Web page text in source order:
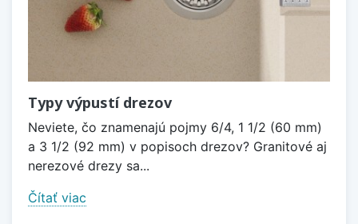
Typy výpustí drezov
Neviete, čo znamenajú pojmy 6/4, 1 1/2 (60 mm)
a 3 1/2 (92 mm) v popisoch drezov? Granitové aj
nerezové drezy sa...
Čítať viac